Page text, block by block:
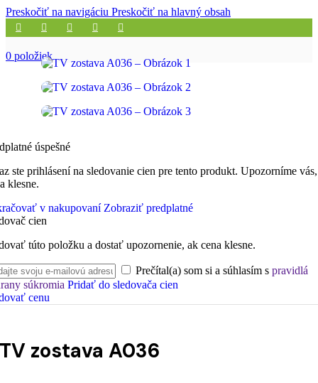
Preskočiť na navigáciu Preskočiť na hlavný obsah
0 položiek
úspešné
ste prihlásení na sledovanie cien pre tento produkt. Upozorníme
klesne.
v nakupovaní Zobraziť predplatné
cien
túto položku a dostať upozornenie, ak cena klesne.
Prečítal(a) som si a súhlasím s pravidlá
súkromia Pridať do sledovača cien
cenu
TV zostava A036